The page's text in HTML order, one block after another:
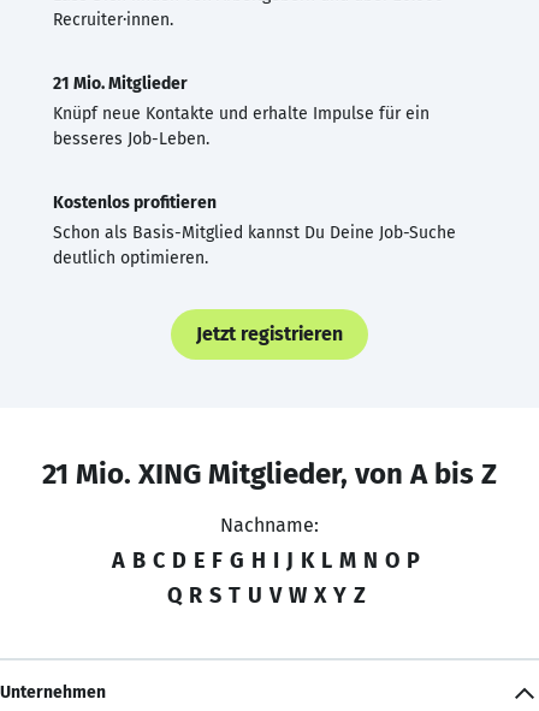
Recruiter·innen.
21 Mio. Mitglieder
Knüpf neue Kontakte und erhalte Impulse für ein
besseres Job-Leben.
Kostenlos profitieren
Schon als Basis-Mitglied kannst Du Deine Job-Suche
deutlich optimieren.
Jetzt registrieren
21 Mio. XING Mitglieder, von A bis Z
Nachname:
A B C D E F G H I J K L M N O P
Q R S T U V W X Y Z
Unternehmen